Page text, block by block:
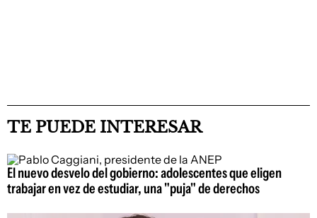
TE PUEDE INTERESAR
El nuevo desvelo del gobierno: adolescentes que eligen
trabajar en vez de estudiar, una "puja" de derechos